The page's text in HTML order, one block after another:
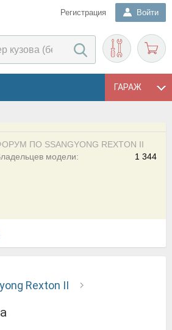
Регистрация Войти
ГАРАЖ
ПО SSANGYONG REXTON II
1 344
модели:
Rexton II